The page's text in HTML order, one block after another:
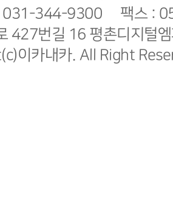
031-344-9300
팩스 :
427번길 16 평촌디지털
이카내카. All Right